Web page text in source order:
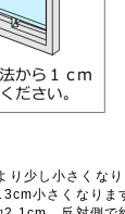
り少し小さくなり
小さくなりま